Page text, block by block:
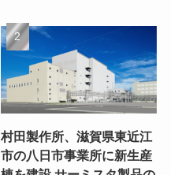
村田製作所、滋賀県東近江
市の八日市事業所に新生産